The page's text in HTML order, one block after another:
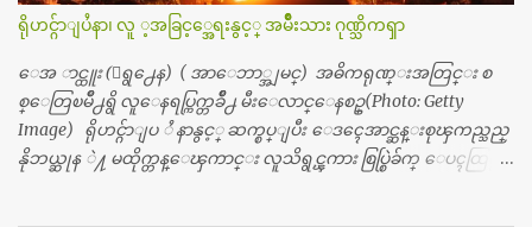
က္်ားေလးလုိဘဲ ေနေစခ်င္တယ္။ အေဖ့ကို ေၾကာက္လည္း ေၾကာ
က္ရတယ္။ ေယာက္်ားဘဝဆုိတာ ျမင့္ျမတ္တယ္ေပါ့။ ေယာ
က္်ားေလး စိတ္လည္း ရွိေအာင္ ဘာသာေရးလည္း လုိက္စားေအာင္
တန္ခူးလဆုိ တစ္လလံုး ကိုရင္ ဝတ္ခုိင္းတယ္။ ေက်ာင္းမွာဆုိရင္ ေ
ယာက္်ားေလးေတြက ကိုယ့္ကို ဘာပဲျဖစ္ျဖစ္ မၾကားတၾကား စ
ရင္စတယ္။ အေျခာက္ ဘာညာေပါ့၊ အာ့့လုိေလးေတြ စတာေပါ့။
ရိုဟင္ဂ်ာျပႆနာ၊ လူ ့အခြင့္အေရးနွင့္ အမ်ိဳးသား ဂုဏ္သိကၡာ
ေအ ာင္ထူး (ေရွ႕ေန) ( အာေဘာ္အျမင္) အဓိကရုဏ္းအတြင္း စ
စ္ေတြၿမိဳ႕ရွိ လူေနရပ္ကြက္တခ်ိဳ႕ မီးေလာင္ေနစဥ္(Photo: Getty
Image) ရိုဟင္ဂ်ာျပ ႆ နာနွင့္ ဆက္စပ္ျပီး ေဒၚေအာင္ဆန္းစုၾကည္သည္
နိုဘယ္ဆုန ဲ႔ မထိုက္တန္ေၾကာင္း လူသိရွင္ၾကား စြပ္စြဲခ်က္ ေပၚထြက္လာ